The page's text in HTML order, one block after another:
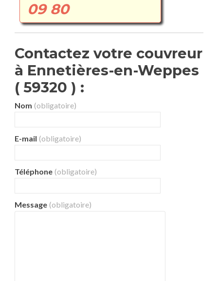
09 80
Contactez votre couvreur
à Ennetières-en-Weppes
( 59320 ) :
Nom (obligatoire)
E-mail (obligatoire)
Téléphone (obligatoire)
Message (obligatoire)